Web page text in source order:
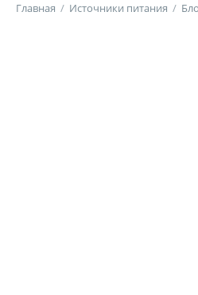
Главная / Источники питания /